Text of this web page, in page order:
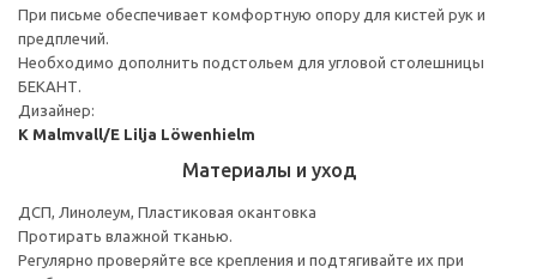
При письме обеспечивает комфортную опору для кистей рук и
предплечий.
Необходимо дополнить подстольем для угловой столешницы
БЕКАНТ.
Дизайнер:
K Malmvall/E Lilja Löwenhielm
Материалы и уход
ДСП, Линолеум, Пластиковая окантовка
Протирать влажной тканью.
Регулярно проверяйте все крепления и подтягивайте их при